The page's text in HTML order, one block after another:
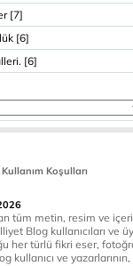
[7]
[6]
[6]
Kullanım Koşulları
tüm metin, resim ve
Blog kullanıcıları ve
her türlü fikri eser,
kullanıcı ve